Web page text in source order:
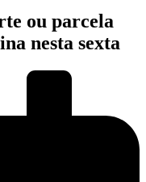
ou parcela
nesta sexta